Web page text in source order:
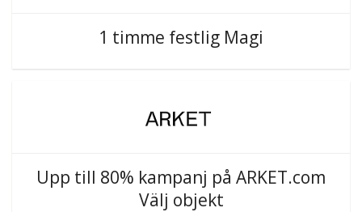
1 timme festlig Magi
Upp till 80% kampanj på ARKET.com
Välj objekt